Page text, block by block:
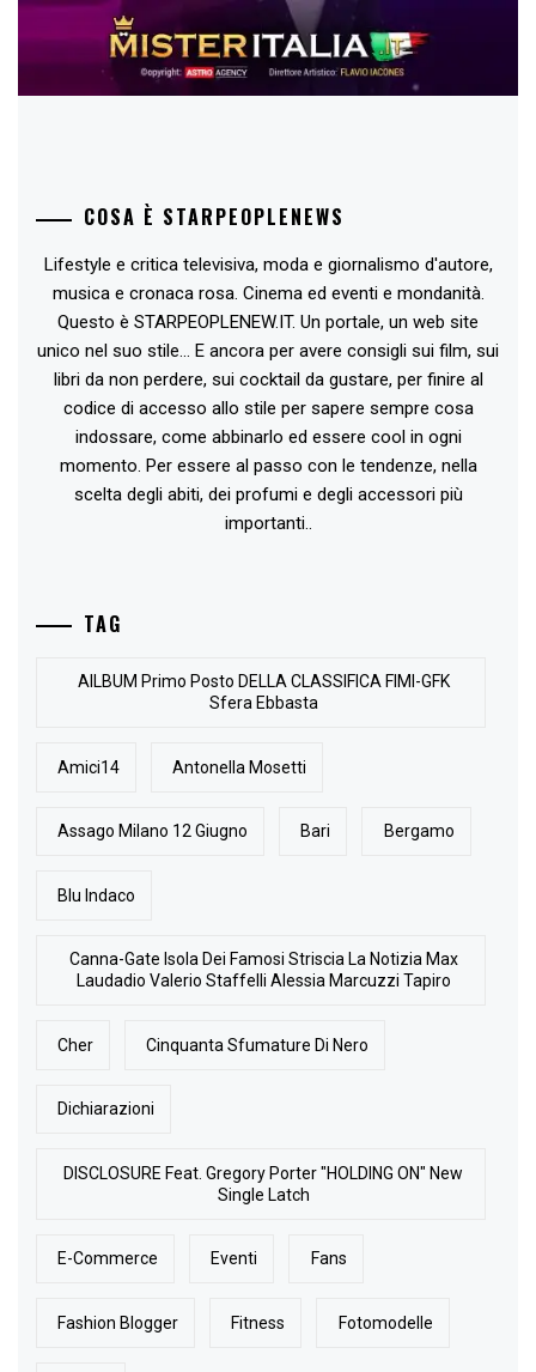
COSA È STARPEOPLENEWS
Lifestyle e critica televisiva, moda e giornalismo d'autore,
musica e cronaca rosa. Cinema ed eventi e mondanità.
Questo è STARPEOPLENEW.IT. Un portale, un web site
unico nel suo stile... E ancora per avere consigli sui film, sui
libri da non perdere, sui cocktail da gustare, per finire al
codice di accesso allo stile per sapere sempre cosa
indossare, come abbinarlo ed essere cool in ogni
momento. Per essere al passo con le tendenze, nella
scelta degli abiti, dei profumi e degli accessori più
importanti..
TAG
AlLBUM Primo Posto DELLA CLASSIFICA FIMI-GFK
Sfera Ebbasta
Amici14 Antonella Mosetti
Assago Milano 12 Giugno Bari Bergamo
Blu Indaco
Canna-Gate Isola Dei Famosi Striscia La Notizia Max
Laudadio Valerio Staffelli Alessia Marcuzzi Tapiro
Cher Cinquanta Sfumature Di Nero
Dichiarazioni
DISCLOSURE Feat. Gregory Porter "HOLDING ON" New
Single Latch
E-Commerce Eventi Fans
Fashion Blogger Fitness Fotomodelle